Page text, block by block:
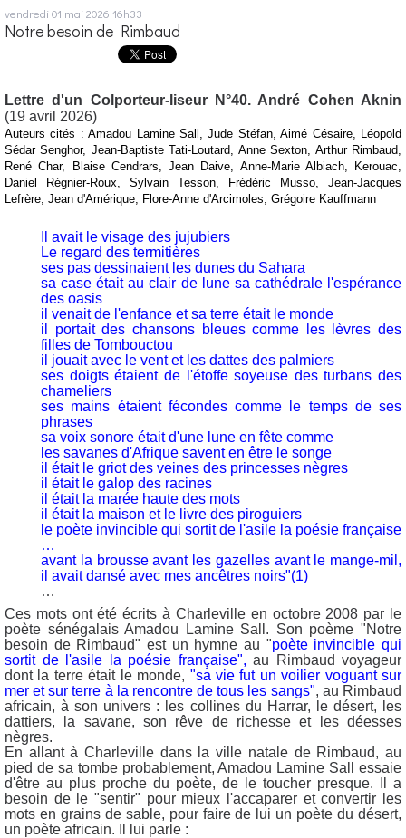
vendredi 01 mai 2026 16h33
Notre besoin de Rimbaud
Lettre d'un Colporteur-liseur N°40. André Cohen Aknin
(19 avril 2026)
Auteurs cités : Amadou Lamine Sall, Jude Stéfan, Aimé Césaire, Léopold
Sédar Senghor, Jean-Baptiste Tati-Loutard, Anne Sexton, Arthur Rimbaud,
René Char, Blaise Cendrars, Jean Daive, Anne-Marie Albiach, Kerouac,
Daniel Régnier-Roux, Sylvain Tesson, Frédéric Musso, Jean-Jacques
Lefrère, Jean d'Amérique, Flore-Anne d'Arcimoles, Grégoire Kauffmann
Il avait le visage des jujubiers
Le regard des termitières
ses pas dessinaient les dunes du Sahara
sa case était au clair de lune sa cathédrale l'espérance
des oasis
il venait de l'enfance et sa terre était le monde
il portait des chansons bleues comme les lèvres des
filles de Tombouctou
il jouait avec le vent et les dattes des palmiers
ses doigts étaient de l'étoffe soyeuse des turbans des
chameliers
ses mains étaient fécondes comme le temps de ses
phrases
sa voix sonore était d'une lune en fête comme
les savanes d'Afrique savent en être le songe
il était le griot des veines des princesses nègres
il était le galop des racines
il était la marée haute des mots
il était la maison et le livre des piroguiers
le poète invincible qui sortit de l'asile la poésie française
…
avant la brousse avant les gazelles avant le mange-mil,
il avait dansé avec mes ancêtres noirs"(1)
…
Ces mots ont été écrits à Charleville en octobre 2008 par le
poète sénégalais Amadou Lamine Sall. Son poème "Notre
besoin de Rimbaud" est un hymne au "poète invincible qui
sortit de l'asile la poésie française", au Rimbaud voyageur
dont la terre était le monde, "sa vie fut un voilier voguant sur
mer et sur terre à la rencontre de tous les sangs", au Rimbaud
africain, à son univers : les collines du Harrar, le désert, les
dattiers, la savane, son rêve de richesse et les déesses
nègres.
En allant à Charleville dans la ville natale de Rimbaud, au
pied de sa tombe probablement, Amadou Lamine Sall essaie
d'être au plus proche du poète, de le toucher presque. Il a
besoin de le "sentir" pour mieux l'accaparer et convertir les
mots en grains de sable, pour faire de lui un poète du désert,
un poète africain. Il lui parle :